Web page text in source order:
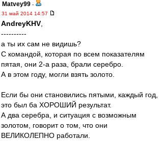
Matvey99 -
31 май 2014 14:57
AndreyKHV
----------
а ты их сам не видишь?
С командой, которая по всем показателям
пятая, они 2-а раза, брали серебро.
А в этом году, могли взять золото.
Если бы они становились пятыми, каждый год,
это был ба ХОРОШИЙ результат.
А два серебра, и ситуация с возможным
золотом, говорит о том, что они
ВЕЛИКОЛЕПНО работали.